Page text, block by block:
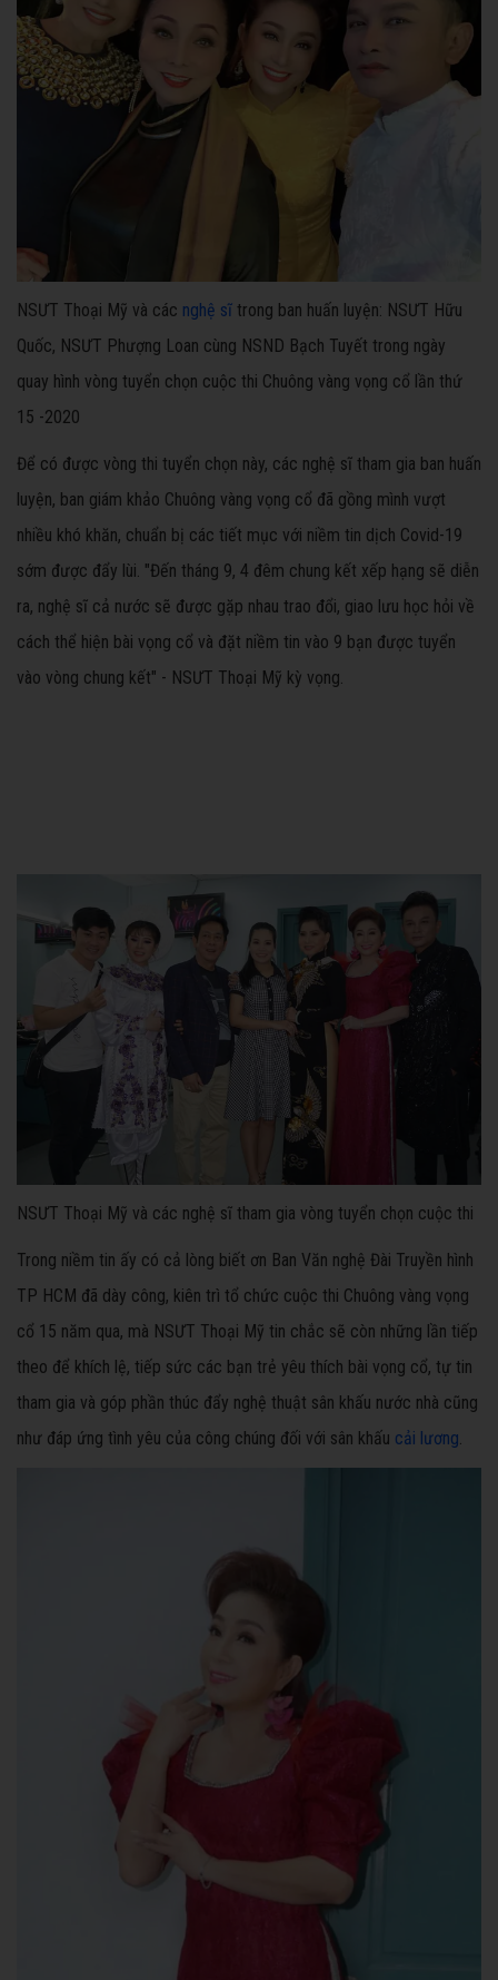
NSƯT Thoại Mỹ và các nghệ sĩ trong ban huấn luyện: NSƯT Hữu
Quốc, NSƯT Phượng Loan cùng NSND Bạch Tuyết trong ngày
quay hình vòng tuyển chọn cuộc thi Chuông vàng vọng cổ lần thứ
15 -2020
Để có được vòng thi tuyển chọn này, các nghệ sĩ tham gia ban huấn
luyện, ban giám khảo Chuông vàng vọng cổ đã gồng mình vượt
nhiều khó khăn, chuẩn bị các tiết mục với niềm tin dịch Covid-19
sớm được đẩy lùi. "Đến tháng 9, 4 đêm chung kết xếp hạng sẽ diễn
ra, nghệ sĩ cả nước sẽ được gặp nhau trao đổi, giao lưu học hỏi về
cách thể hiện bài vọng cổ và đặt niềm tin vào 9 bạn được tuyển
vào vòng chung kết" - NSƯT Thoại Mỹ kỳ vọng.
NSƯT Thoại Mỹ và các nghệ sĩ tham gia vòng tuyển chọn cuộc thi
Trong niềm tin ấy có cả lòng biết ơn Ban Văn nghệ Đài Truyền hình
TP HCM đã dày công, kiên trì tổ chức cuộc thi Chuông vàng vọng
cổ 15 năm qua, mà NSƯT Thoại Mỹ tin chắc sẽ còn những lần tiếp
theo để khích lệ, tiếp sức các bạn trẻ yêu thích bài vọng cổ, tự tin
tham gia và góp phần thúc đẩy nghệ thuật sân khấu nước nhà cũng
như đáp ứng tình yêu của công chúng đối với sân khấu cải lương.